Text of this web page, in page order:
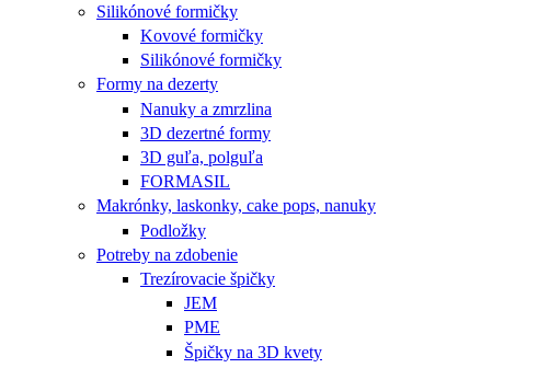
Silikónové formičky
Kovové formičky
Silikónové formičky
Formy na dezerty
Nanuky a zmrzlina
3D dezertné formy
3D guľa, polguľa
FORMASIL
Makrónky, laskonky, cake pops, nanuky
Podložky
Potreby na zdobenie
Trezírovacie špičky
JEM
PME
Špičky na 3D kvety